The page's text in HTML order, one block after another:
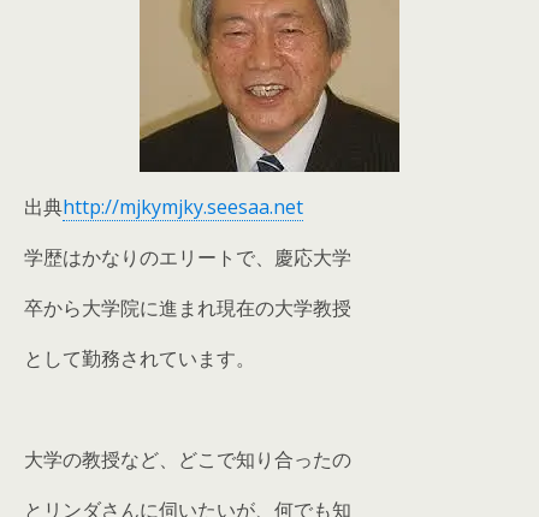
出典http://mjkymjky.seesaa.net
学歴はかなりのエリートで、慶応大学
卒から大学院に進まれ現在の大学教授
として勤務されています。
大学の教授など、どこで知り合ったの
とリンダさんに伺いたいが、何でも知